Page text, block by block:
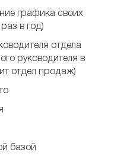
графика своих
в год)
отдела
руководителя в
отдел продаж)
базой